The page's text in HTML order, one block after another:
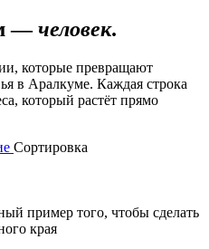
—человек.
которые превращают
в Аралкуме. Каждая строка
который растёт прямо
Сортировка
пример того, чтобы сделать
края